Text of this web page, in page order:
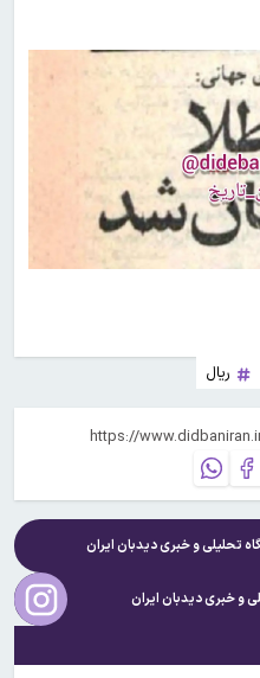
ریال
تحلیلی و خبریدیدبان ایران
و خبریدیدبان ایران